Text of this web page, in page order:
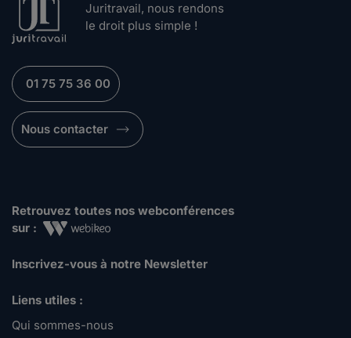
Juritravail, nous rendons
le droit plus simple !
01 75 75 36 00
Nous contacter
Retrouvez toutes nos webconférences
sur :
Inscrivez-vous à notre Newsletter
Liens utiles :
Qui sommes-nous